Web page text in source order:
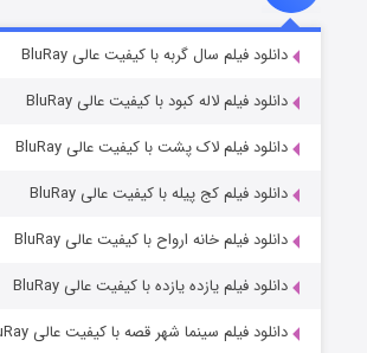
قسمت۲ (زیرنویس) منتشر شد دانلود فیلم سال گربه با کیفیت عالی BluRay
دانلود فیلم لاله کبود با کیفیت عالی BluRay
دانلود فیلم لاک پشت با کیفیت عالی BluRay
دانلود فیلم کج‌ پیله با کیفیت عالی BluRay
دانلود فیلم خانه ارواح با کیفیت عالی BluRay
دانلود فیلم یازده یازده با کیفیت عالی BluRay
دانلود فیلم سینما شهر قصه با کیفیت عالی BluRay